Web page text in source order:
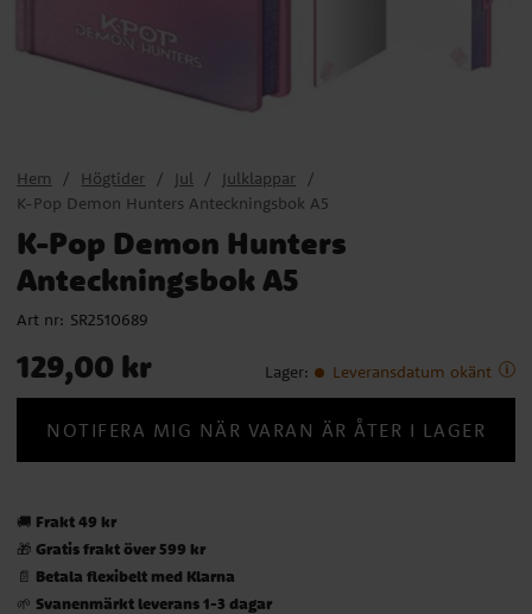
Hem Högtider Jul
Julklappar
K-Pop Demon Hunters Anteckningsbok A5
K-Pop Demon Hunters
Anteckningsbok A5
Art nr: SR2510689
Pris:129,00 kr
129,00 kr Lager: Leveransdatum okänt
NOTIFERA MIG NÄR VARAN ÄR ÅTER I LAGER
🚚 Frakt 49 kr
🎁 Gratis frakt över 599 kr
📄 Betala flexibelt med Klarna
🌱 Svanenmärkt leverans 1-3 dagar